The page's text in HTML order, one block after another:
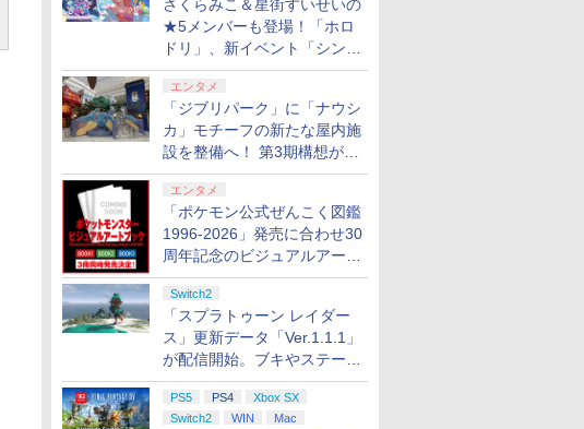
さくらみこ＆星街すいせいの
★5メンバーも登場！「ホロ
ドリ」、新イベント「シンク
ロする夏のスパークル」がス
タート
エンタメ
「ジブリパーク」に「ナウシ
カ」モチーフの新たな屋内施
設を整備へ！ 第3期構想が公
開
エンタメ
「ポケモン公式ぜんこく図鑑
1996-2026」発売に合わせ30
周年記念のビジュアルアート
ブック3冊同時発売が決定
Switch2
「スプラトゥーン レイダー
ス」更新データ「Ver.1.1.1」
が配信開始。ブキやステージ
に関する不具合を修正
PS5 PS4
Xbox SX
Switch2
WIN Mac